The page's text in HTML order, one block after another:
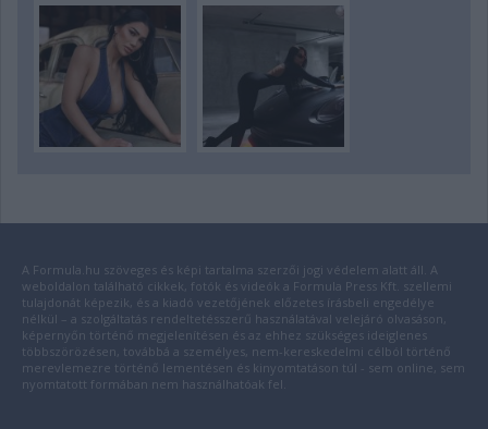
A Formula.hu szöveges és képi tartalma szerzői jogi védelem alatt áll. A
weboldalon található cikkek, fotók és videók a Formula Press Kft. szellemi
tulajdonát képezik, és a kiadó vezetőjének előzetes írásbeli engedélye
nélkül – a szolgáltatás rendeltetésszerű használatával velejáró olvasáson,
képernyőn történő megjelenítésen és az ehhez szükséges ideiglenes
többszörözésen, továbbá a személyes, nem-kereskedelmi célból történő
merevlemezre történő lementésen és kinyomtatáson túl - sem online, sem
nyomtatott formában nem használhatóak fel.